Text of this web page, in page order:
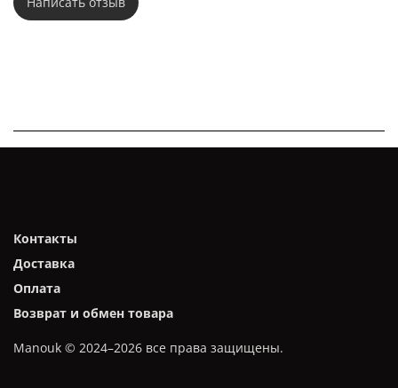
Контакты
Доставка
Оплата
Возврат и обмен товара
Manouk © 2024–2026 все права защищены.